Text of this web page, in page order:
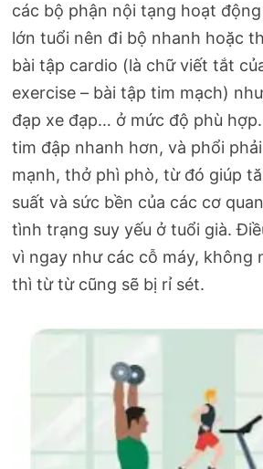
các bộ phận nội tạng hoạt
lớn tuổi nên đi bộ nhanh hoặc
bài tập cardio (là chữ viết tắt
exercise – bài tập tim mạch)
đạp xe đạp… ở mức độ phù
tim đập nhanh hơn, và phổi
mạnh, thở phì phò, từ đó giúp
suất và sức bền của các cơ
tình trạng suy yếu ở tuổi già.
vì ngay như các cỗ máy, không
thì từ từ cũng sẽ bị rỉ sét.